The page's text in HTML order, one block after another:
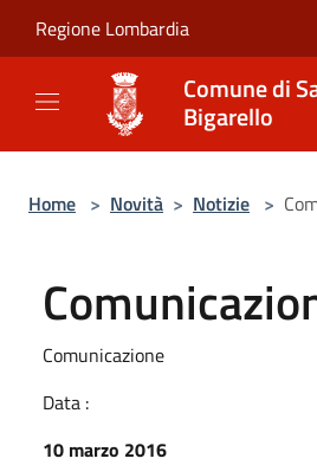
Regione Lombardia
Comune di
Bigarello
Home > Novità > Notizie >
Comunicazione
Data :
10 marzo 2016